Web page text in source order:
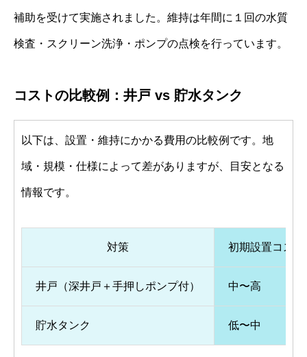
補助を受けて実施されました。維持は年間に１回の水質
検査・スクリーン洗浄・ポンプの点検を行っています。
コストの比較例：井戸 vs 貯水タンク
以下は、設置・維持にかかる費用の比較例です。地
域・規模・仕様によって差がありますが、目安となる
情報です。
対策 初期設置コスト
井戸（深井戸＋手押しポンプ付） 中〜高
貯水タンク 低〜中